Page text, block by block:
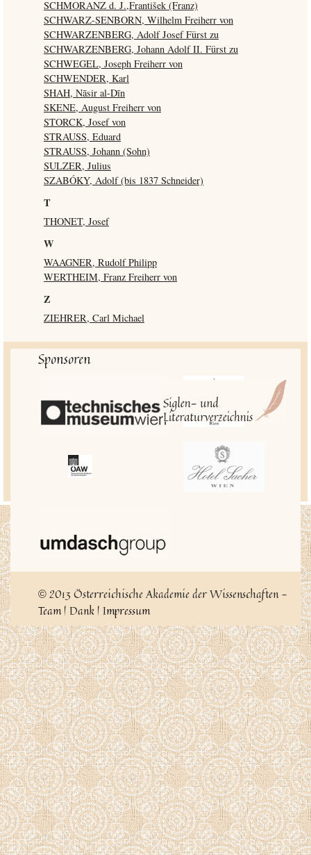
SCHMORANZ d. J.,František (Franz)
SCHWARZ-SENBORN, Wilhelm Freiherr von
SCHWARZENBERG, Adolf Josef Fürst zu
SCHWARZENBERG, Johann Adolf II. Fürst zu
SCHWEGEL, Joseph Freiherr von
SCHWENDER, Karl
SHAH, Nāsir al-Dīn
SKENE, August Freiherr von
STORCK, Josef von
STRAUSS, Eduard
STRAUSS, Johann (Sohn)
SULZER, Julius
SZABÓKY, Adolf (bis 1837 Schneider)
T
THONET, Josef
W
WAAGNER, Rudolf Philipp
WERTHEIM, Franz Freiherr von
Z
ZIEHRER, Carl Michael
Sponsoren
© 2013 Österreichische Akademie der Wissenschaften -
Team| Dank | Impressum